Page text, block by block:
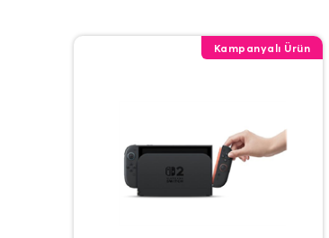
Kampanyalı Ürün